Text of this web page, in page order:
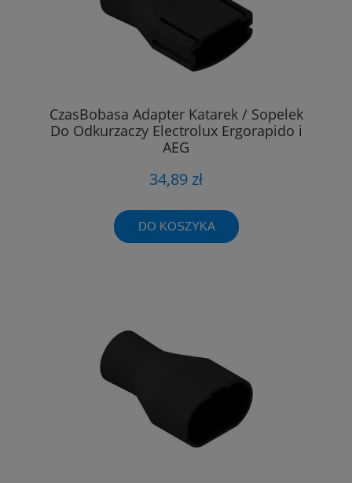
CzasBobasa Adapter Katarek / Sopelek
Do Odkurzaczy Electrolux Ergorapido i
AEG
34,89 zł
DO KOSZYKA